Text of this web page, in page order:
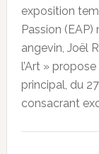
exposition
Passion (EAP)
angevin, Joël
l’Art »
principal, du
consacrant